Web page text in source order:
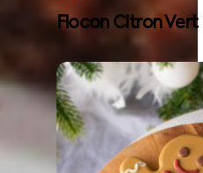
Flocon Citron Vert